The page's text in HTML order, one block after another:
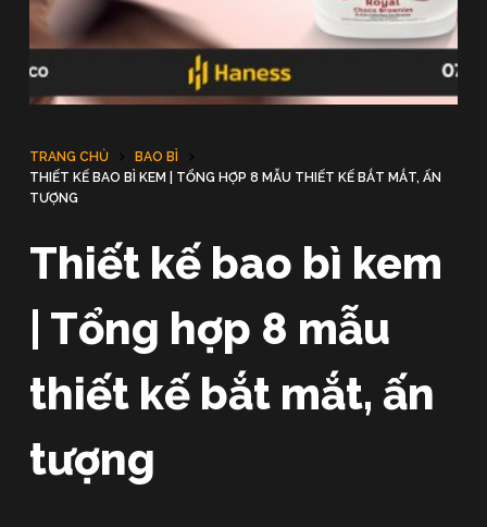
n
g
TRANG CHỦ
BAO BÌ
THIẾT KẾ BAO BÌ KEM | TỔNG HỢP 8 MẪU THIẾT KẾ BẮT MẮT, ẤN
TƯỢNG
Thiết kế bao bì kem
| Tổng hợp 8 mẫu
thiết kế bắt mắt, ấn
tượng